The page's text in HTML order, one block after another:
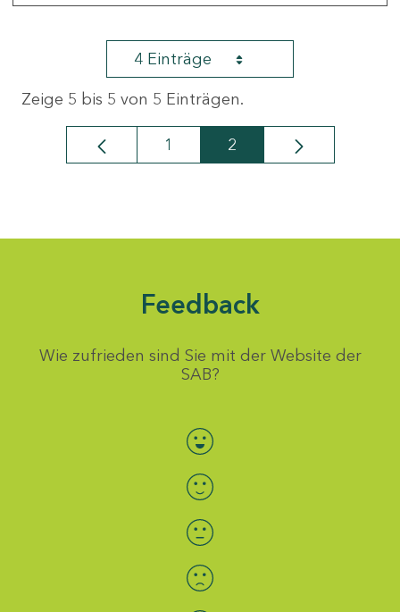
4 Einträge
Zeige 5 bis 5 von 5 Einträgen.
Seite
1 Seite
2
Feedback
Wie zufrieden sind Sie mit der Website der
SAB?
Bewertung auswählen